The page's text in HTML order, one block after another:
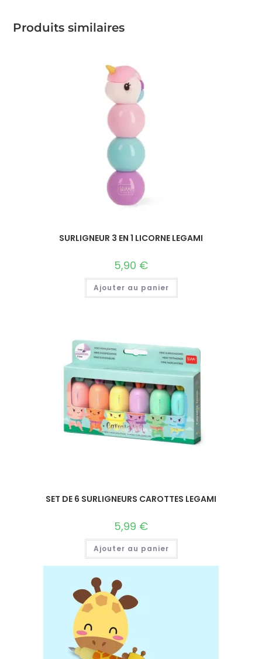
Produits similaires
SURLIGNEUR 3 EN 1 LICORNE LEGAMI
5,90 €
Ajouter au panier
SET DE 6 SURLIGNEURS CAROTTES LEGAMI
5,99 €
Ajouter au panier